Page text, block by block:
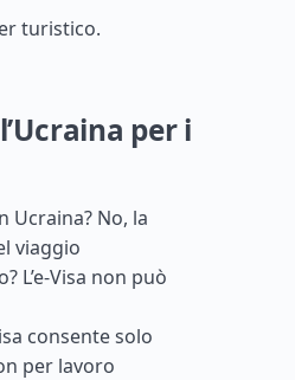
turistico.
per i
Ucraina? No, la
viaggio
L’e-Visa non può
consente solo
per lavoro